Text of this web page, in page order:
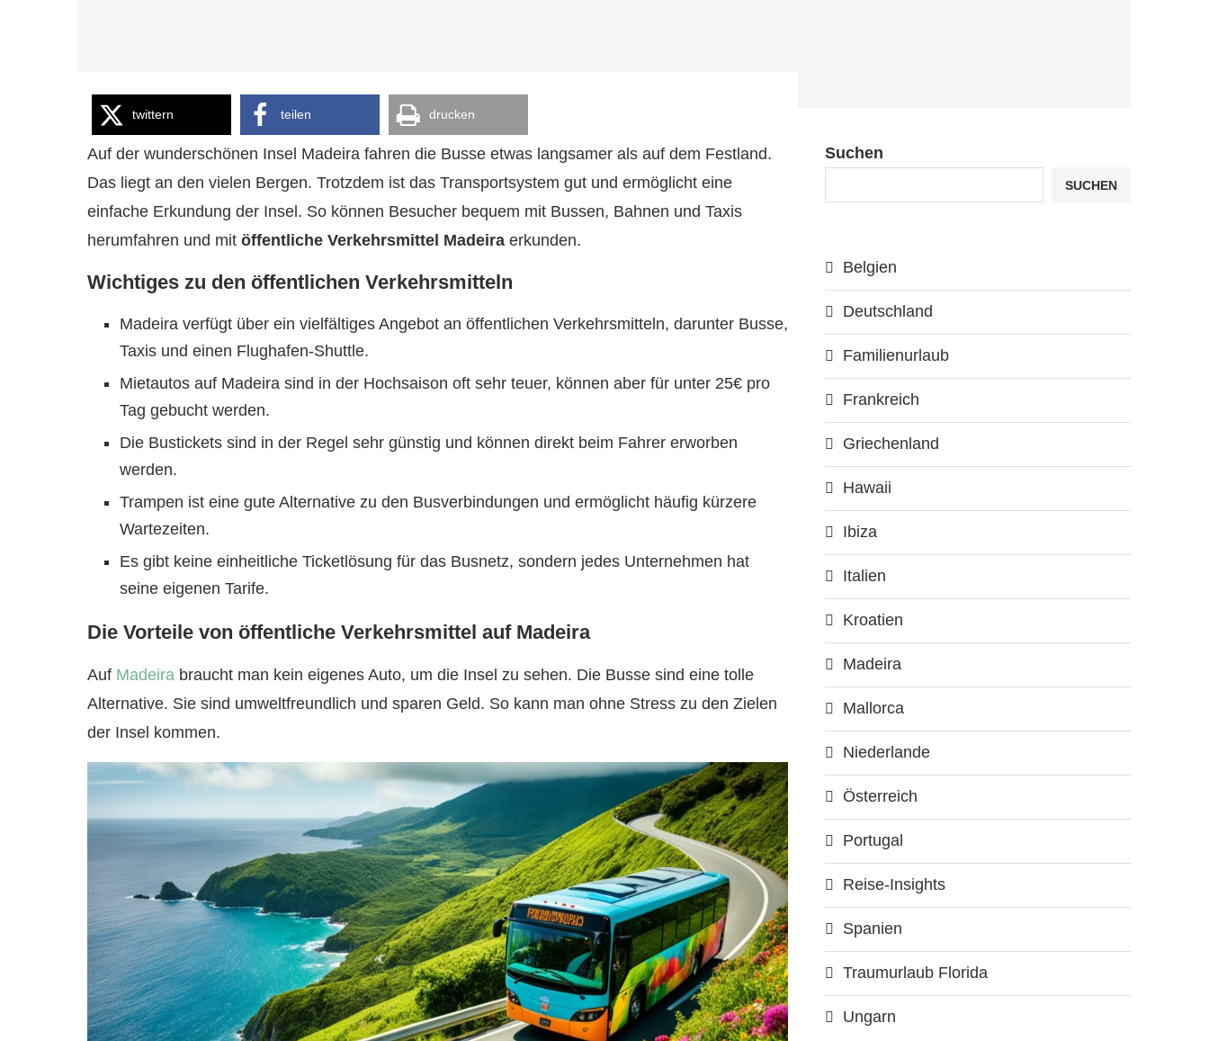
twittern teilen drucken
Auf der wunderschönen Insel Madeira fahren die Busse etwas langsamer als auf dem Festland.
Das liegt an den vielen Bergen. Trotzdem ist das Transportsystem gut und ermöglicht eine
einfache Erkundung der Insel. So können Besucher bequem mit Bussen, Bahnen und Taxis
herumfahren und mit öffentliche Verkehrsmittel Madeira erkunden.
Wichtiges zu den öffentlichen Verkehrsmitteln
Madeira verfügt über ein vielfältiges Angebot an öffentlichen Verkehrsmitteln, darunter Busse,
Taxis und einen Flughafen-Shuttle.
Mietautos auf Madeira sind in der Hochsaison oft sehr teuer, können aber für unter 25€ pro
Tag gebucht werden.
Die Bustickets sind in der Regel sehr günstig und können direkt beim Fahrer erworben
werden.
Trampen ist eine gute Alternative zu den Busverbindungen und ermöglicht häufig kürzere
Wartezeiten.
Es gibt keine einheitliche Ticketlösung für das Busnetz, sondern jedes Unternehmen hat
seine eigenen Tarife.
Die Vorteile von öffentliche Verkehrsmittel auf Madeira
Auf Madeira braucht man kein eigenes Auto, um die Insel zu sehen. Die Busse sind eine tolle
Alternative. Sie sind umweltfreundlich und sparen Geld. So kann man ohne Stress zu den Zielen
der Insel kommen.
Suchen
SUCHEN
Belgien
Deutschland
Familienurlaub
Frankreich
Griechenland
Hawaii
Ibiza
Italien
Kroatien
Madeira
Mallorca
Niederlande
Österreich
Portugal
Reise-Insights
Spanien
Traumurlaub Florida
Ungarn